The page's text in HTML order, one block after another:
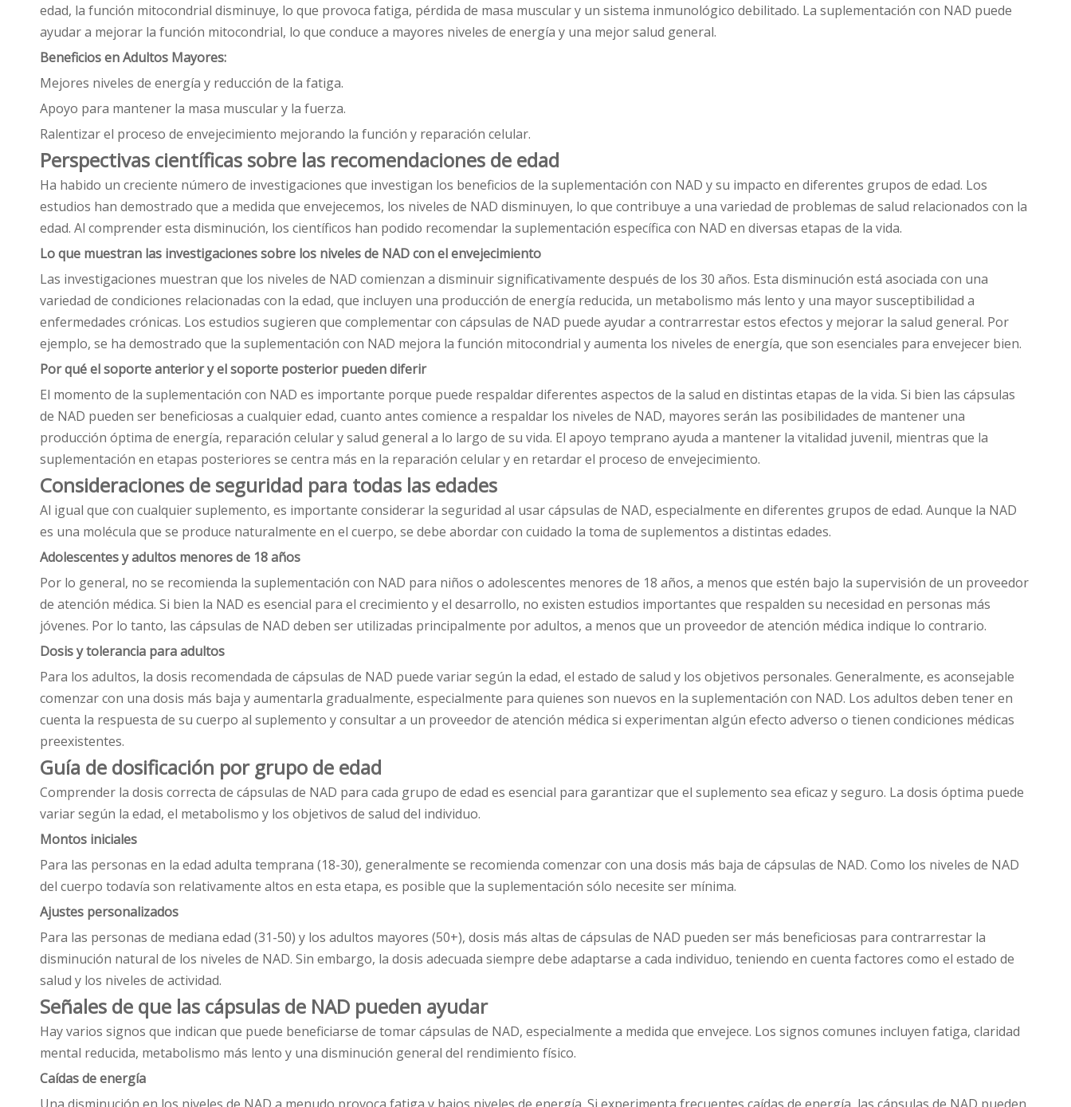
edad, la función mitocondrial disminuye, lo que provoca fatiga, pérdida de masa muscular y un sistema inmunológico debilitado. La suplementación con NAD puede
ayudar a mejorar la función mitocondrial, lo que conduce a mayores niveles de energía y una mejor salud general.
Beneficios en Adultos Mayores:
Mejores niveles de energía y reducción de la fatiga.
Apoyo para mantener la masa muscular y la fuerza.
Ralentizar el proceso de envejecimiento mejorando la función y reparación celular.
Perspectivas científicas sobre las recomendaciones de edad
Ha habido un creciente número de investigaciones que investigan los beneficios de la suplementación con NAD y su impacto en diferentes grupos de edad. Los
estudios han demostrado que a medida que envejecemos, los niveles de NAD disminuyen, lo que contribuye a una variedad de problemas de salud relacionados con la
edad. Al comprender esta disminución, los científicos han podido recomendar la suplementación específica con NAD en diversas etapas de la vida.
Lo que muestran las investigaciones sobre los niveles de NAD con el envejecimiento
Las investigaciones muestran que los niveles de NAD comienzan a disminuir significativamente después de los 30 años. Esta disminución está asociada con una
variedad de condiciones relacionadas con la edad, que incluyen una producción de energía reducida, un metabolismo más lento y una mayor susceptibilidad a
enfermedades crónicas. Los estudios sugieren que complementar con cápsulas de NAD puede ayudar a contrarrestar estos efectos y mejorar la salud general. Por
ejemplo, se ha demostrado que la suplementación con NAD mejora la función mitocondrial y aumenta los niveles de energía, que son esenciales para envejecer bien.
Por qué el soporte anterior y el soporte posterior pueden diferir
El momento de la suplementación con NAD es importante porque puede respaldar diferentes aspectos de la salud en distintas etapas de la vida. Si bien las cápsulas
de NAD pueden ser beneficiosas a cualquier edad, cuanto antes comience a respaldar los niveles de NAD, mayores serán las posibilidades de mantener una
producción óptima de energía, reparación celular y salud general a lo largo de su vida. El apoyo temprano ayuda a mantener la vitalidad juvenil, mientras que la
suplementación en etapas posteriores se centra más en la reparación celular y en retardar el proceso de envejecimiento.
Consideraciones de seguridad para todas las edades
Al igual que con cualquier suplemento, es importante considerar la seguridad al usar cápsulas de NAD, especialmente en diferentes grupos de edad. Aunque la NAD
es una molécula que se produce naturalmente en el cuerpo, se debe abordar con cuidado la toma de suplementos a distintas edades.
Adolescentes y adultos menores de 18 años
Por lo general, no se recomienda la suplementación con NAD para niños o adolescentes menores de 18 años, a menos que estén bajo la supervisión de un proveedor
de atención médica. Si bien la NAD es esencial para el crecimiento y el desarrollo, no existen estudios importantes que respalden su necesidad en personas más
jóvenes. Por lo tanto, las cápsulas de NAD deben ser utilizadas principalmente por adultos, a menos que un proveedor de atención médica indique lo contrario.
Dosis y tolerancia para adultos
Para los adultos, la dosis recomendada de cápsulas de NAD puede variar según la edad, el estado de salud y los objetivos personales. Generalmente, es aconsejable
comenzar con una dosis más baja y aumentarla gradualmente, especialmente para quienes son nuevos en la suplementación con NAD. Los adultos deben tener en
cuenta la respuesta de su cuerpo al suplemento y consultar a un proveedor de atención médica si experimentan algún efecto adverso o tienen condiciones médicas
preexistentes.
Guía de dosificación por grupo de edad
Comprender la dosis correcta de cápsulas de NAD para cada grupo de edad es esencial para garantizar que el suplemento sea eficaz y seguro. La dosis óptima puede
variar según la edad, el metabolismo y los objetivos de salud del individuo.
Montos iniciales
Para las personas en la edad adulta temprana (18-30), generalmente se recomienda comenzar con una dosis más baja de cápsulas de NAD. Como los niveles de NAD
del cuerpo todavía son relativamente altos en esta etapa, es posible que la suplementación sólo necesite ser mínima.
Ajustes personalizados
Para las personas de mediana edad (31-50) y los adultos mayores (50+), dosis más altas de cápsulas de NAD pueden ser más beneficiosas para contrarrestar la
disminución natural de los niveles de NAD. Sin embargo, la dosis adecuada siempre debe adaptarse a cada individuo, teniendo en cuenta factores como el estado de
salud y los niveles de actividad.
Señales de que las cápsulas de NAD pueden ayudar
Hay varios signos que indican que puede beneficiarse de tomar cápsulas de NAD, especialmente a medida que envejece. Los signos comunes incluyen fatiga, claridad
mental reducida, metabolismo más lento y una disminución general del rendimiento físico.
Caídas de energía